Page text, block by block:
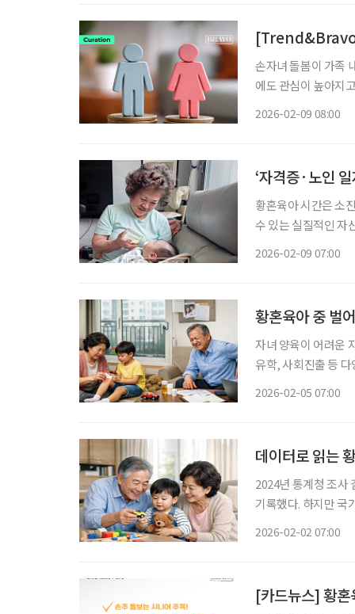
[Trend&Bravo]
손자녀 돌봄이 가족
에도 관심이 높아지
2026-02-09 08:00
‘자격증·노인
황혼육아 시간은 소
수 있는 실질적인 자
2026-02-09 07:00
황혼육아 중 벌
자녀 양육이 어려운 자식, 차라
유학, 사회진출 등
2026-02-05 07:00
데이터로 읽는
2024년 통계청 조사
기록했다. 하지만 국
2026-02-02 07:00
[카드뉴스] 황